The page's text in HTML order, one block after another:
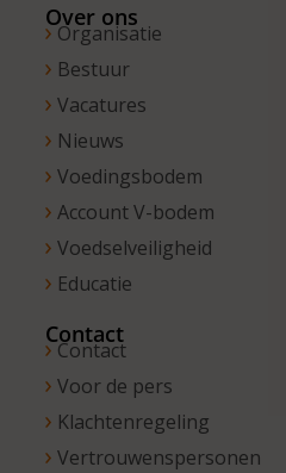
Over ons
Organisatie
Bestuur
Vacatures
Nieuws
Voedingsbodem
Account V-bodem
Voedselveiligheid
Educatie
Contact
Contact
Voor de pers
Klachtenregeling
Vertrouwenspersonen